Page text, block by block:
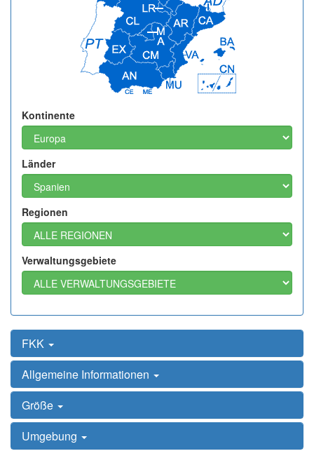
Kontinente
Länder
Regionen
Verwaltungsgebiete
FKK
Allgemeine Informationen
Größe
Umgebung